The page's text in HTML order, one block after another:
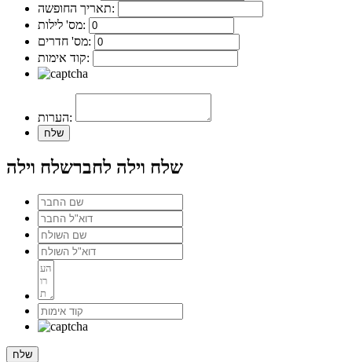
תאריך החופשה:
מס' לילות:
מס' חדרים:
קוד אימות:
הערות:
שלח וילה לחברשלח וילה